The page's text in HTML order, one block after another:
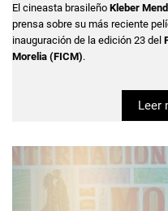
El cineasta brasileño Kleber
prensa sobre su más reciente
inauguración de la edición 23 del
Morelia (FICM).
Leer